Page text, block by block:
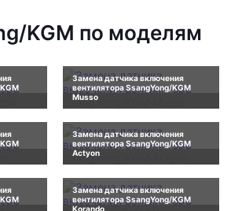
KGM по моделям
Замена датчика включения
вентилятора SsangYong/KGM
Musso
Замена датчика включения
вентилятора SsangYong/KGM
Actyon
Замена датчика включения
вентилятора SsangYong/KGM
Korando